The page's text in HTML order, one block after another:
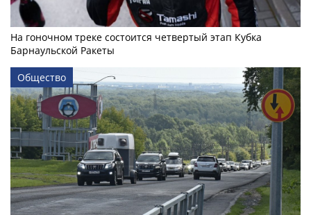
На гоночном треке состоится четвертый этап Кубка
Барнаульской Ракеты
Общество